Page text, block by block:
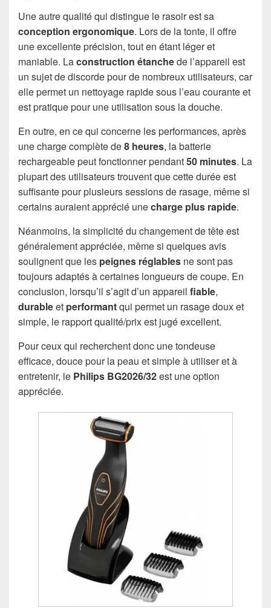
Une autre qualité qui distingue le rasoir est sa
conception ergonomique. Lors de la tonte, il offre
une excellente précision, tout en étant léger et
maniable. Laconstruction étanchede l’appareil est
un sujet de discorde pour de nombreux utilisateurs, car
elle permet un nettoyage rapide sous l’eau courante et
est pratique pour une utilisation sous la douche.
En outre, en ce qui concerne les performances, après
une charge complète de8 heures, la batterie
rechargeable peut fonctionner pendant50 minutes. La
plupart des utilisateurs trouvent que cette durée est
suffisante pour plusieurs sessions de rasage, même si
certains auraient apprécié unecharge plus rapide.
Néanmoins, la simplicité du changement de tête est
généralement appréciée, même si quelques avis
soulignent que les peignes réglables ne sont pas
toujours adaptés à certaines longueurs de coupe. En
conclusion, lorsqu’il s’agit d’un appareil fiable,
durableet performantqui permet un rasage doux et
simple, le rapport qualité/prix est jugé excellent.
Pour ceux qui recherchent donc une tondeuse
efficace, douce pour la peau et simple à utiliser et à
entretenir, le Philips BG2026/32est une option
appréciée.